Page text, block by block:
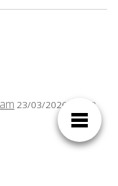
23/03/2026, 00:43